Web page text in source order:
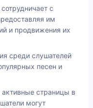
с
им
и продвижения их
среди слушателей
песен и
страницы в
могут